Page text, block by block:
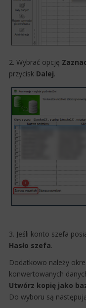
2. Wybrać opcję
przycisk Dalej.
3. Jeśli konto szefa
Hasło szefa.
Dodatkowo należy
konwertowanych
Utwórz kopię jako
Do wyboru są